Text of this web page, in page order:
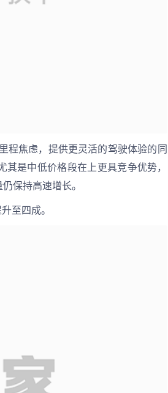
程焦虑，提供更灵活的驾驶体验的同
是中低价格段在上更具竞争优势，
保持高速增长。
至四成。